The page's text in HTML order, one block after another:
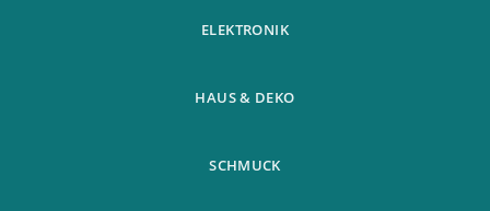
ELEKTRONIK
HAUS & DEKO
SCHMUCK
› Gap Refill Mortel Refresher